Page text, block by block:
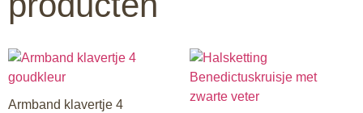
Armband klavertje 4